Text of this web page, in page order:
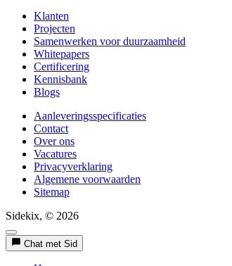
Klanten
Projecten
Samenwerken voor duurzaamheid
Whitepapers
Certificering
Kennisbank
Blogs
Aanleveringsspecificaties
Contact
Over ons
Vacatures
Privacyverklaring
Algemene voorwaarden
Sitemap
Sidekix, © 2026
Chat met Sid